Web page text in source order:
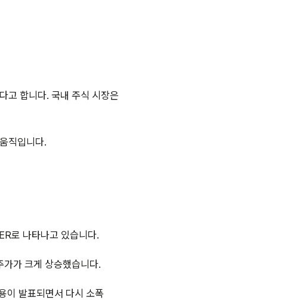
고 합니다. 국내 주식 시장은
직입니다.
로 나타나고 있습니다.
가 크게 상승했습니다.
이 발표되면서 다시 소폭